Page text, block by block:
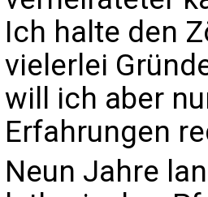
Ich halte den
vielerlei
will ich aber
Erfahrungen
Neun Jahre